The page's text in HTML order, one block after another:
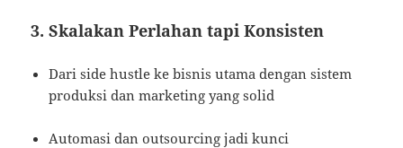
3. Skalakan Perlahan tapi Konsisten
Dari side hustle ke bisnis utama dengan sistem
produksi dan marketing yang solid
Automasi dan outsourcing jadi kunci